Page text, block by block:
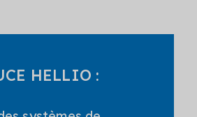
HELLIO :